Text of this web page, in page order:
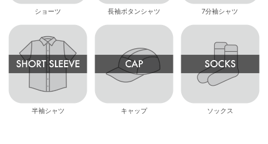
ショーツ 長袖ボタンシャツ 7分袖シャツ
半袖シャツ キャップ ソックス